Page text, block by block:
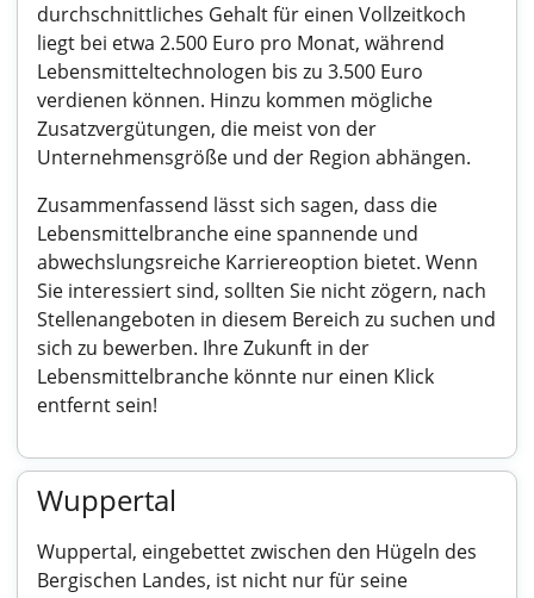
durchschnittliches Gehalt für einen Vollzeitkoch
liegt bei etwa 2.500 Euro pro Monat, während
Lebensmitteltechnologen bis zu 3.500 Euro
verdienen können. Hinzu kommen mögliche
Zusatzvergütungen, die meist von der
Unternehmensgröße und der Region abhängen.
Zusammenfassend lässt sich sagen, dass die
Lebensmittelbranche eine spannende und
abwechslungsreiche Karriereoption bietet. Wenn
Sie interessiert sind, sollten Sie nicht zögern, nach
Stellenangeboten in diesem Bereich zu suchen und
sich zu bewerben. Ihre Zukunft in der
Lebensmittelbranche könnte nur einen Klick
entfernt sein!
Wuppertal
Wuppertal, eingebettet zwischen den Hügeln des
Bergischen Landes, ist nicht nur für seine